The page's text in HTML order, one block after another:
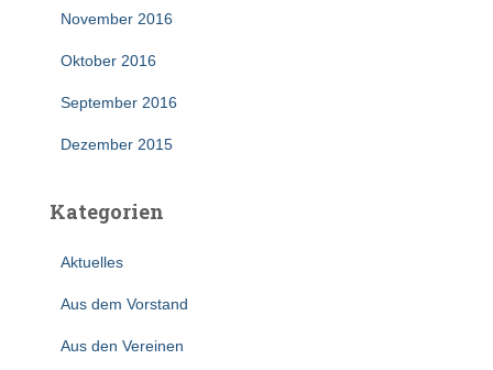
November 2016
Oktober 2016
September 2016
Dezember 2015
Kategorien
Aktuelles
Aus dem Vorstand
Aus den Vereinen